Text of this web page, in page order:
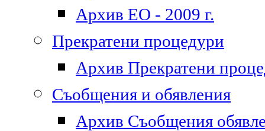
Архив ЕО - 2009 г.
Прекратени процедури
Архив Прекратени
Съобщения и обявления
Архив Съобщения